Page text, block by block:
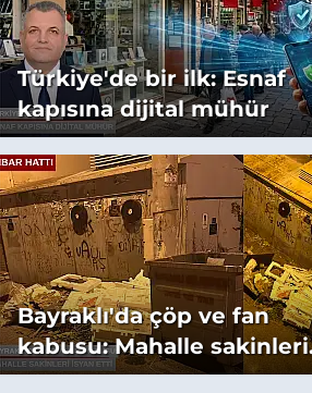
Türkiye'de bir ilk: Esnaf
kapısına dijital mühür
Bayraklı'da çöp ve fan
kabusu: Mahalle sakinleri
isyan etti